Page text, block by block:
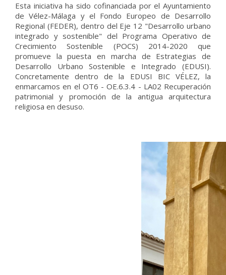
Esta iniciativa ha sido cofinanciada por el Ayuntamiento
de Vélez-Málaga y el Fondo Europeo de Desarrollo
Regional (FEDER), dentro del Eje 12 "Desarrollo urbano
integrado y sostenible" del Programa Operativo de
Crecimiento Sostenible (POCS) 2014-2020 que
promueve la puesta en marcha de Estrategias de
Desarrollo Urbano Sostenible e Integrado (EDUSI).
Concretamente dentro de la EDUSI BIC VÉLEZ, la
enmarcamos en el OT6 - OE.6.3.4 - LA02 Recuperación
patrimonial y promoción de la antigua arquitectura
religiosa en desuso.